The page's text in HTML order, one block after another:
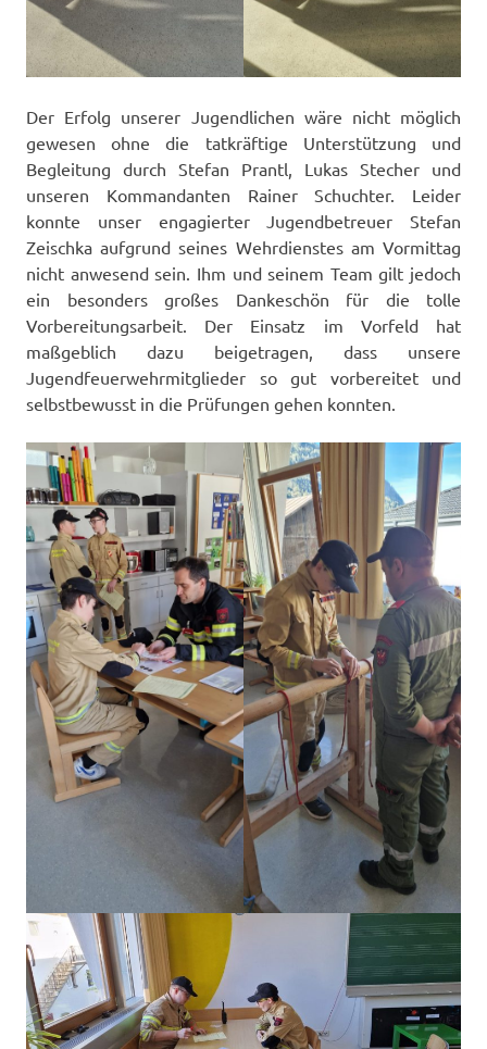
Der Erfolg unserer Jugendlichen wäre nicht möglich
gewesen ohne die tatkräftige Unterstützung und
Begleitung durch Stefan Prantl, Lukas Stecher und
unseren Kommandanten Rainer Schuchter. Leider
konnte unser engagierter Jugendbetreuer Stefan
Zeischka aufgrund seines Wehrdienstes am Vormittag
nicht anwesend sein. Ihm und seinem Team gilt jedoch
ein besonders großes Dankeschön für die tolle
Vorbereitungsarbeit. Der Einsatz im Vorfeld hat
maßgeblich dazu beigetragen, dass unsere
Jugendfeuerwehrmitglieder so gut vorbereitet und
selbstbewusst in die Prüfungen gehen konnten.